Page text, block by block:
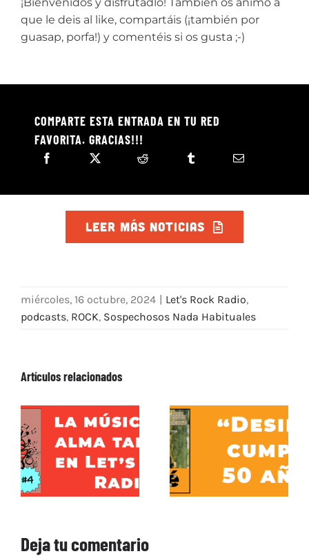
¡Bienvenidos y disfrutadlo! También os animo a
que le deis al like, compartáis (¡también por
guasap, porfa!) y comentéis si os gusta ;-)
COMPARTE ESTA ENTRADA EN TU RED
FAVORITA. GRACIAS!!!
LEER MÁS NOTICIAS
miércoles, 16 octubre, 2024 Let's Rock Radio,
podcasts, ROCK, Sospechosos Nada Habituales
Artículos relacionados
Deja tu comentario